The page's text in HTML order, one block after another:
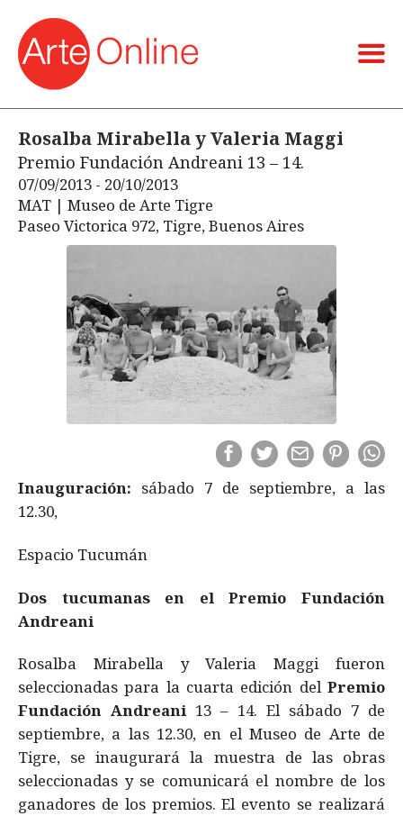
Rosalba Mirabella y Valeria Maggi
Premio Fundación Andreani 13 – 14.
07/09/2013 - 20/10/2013
MAT | Museo de Arte Tigre
Paseo Victorica 972, Tigre, Buenos Aires
Inauguración: sábado 7 de septiembre, a las
12.30,
Espacio Tucumán
Dos tucumanas en el Premio Fundación
Andreani
Rosalba Mirabella y Valeria Maggi fueron
seleccionadas para la cuarta edición del Premio
Fundación Andreani 13 – 14. El sábado 7 de
septiembre, a las 12.30, en el Museo de Arte de
Tigre, se inaugurará la muestra de las obras
seleccionadas y se comunicará el nombre de los
ganadores de los premios. El evento se realizará